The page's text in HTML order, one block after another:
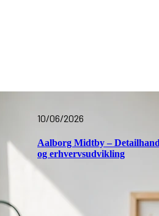
10/06/2026
Aalborg Midtby –
og erhvervsudvikling